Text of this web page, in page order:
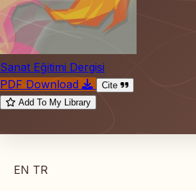
Sanat Eğitimi Dergisi
PDF Download
Cite
Add To My Library
EN TR